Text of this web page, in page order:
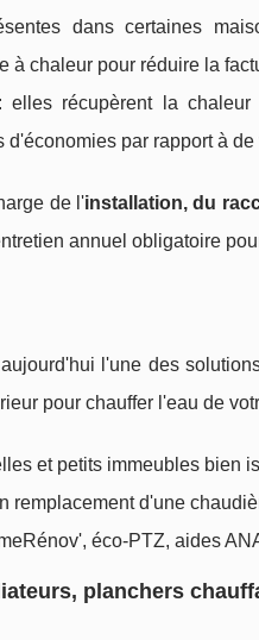
dans certaines
à chaleur pour réduire la
: elles récupèrent la
par rapport à
de l'installation, du
annuel obligatoire
l'une des
pour chauffer l'eau de
et petits immeubles bien
remplacement d'une
éco-PTZ, aides
planchers